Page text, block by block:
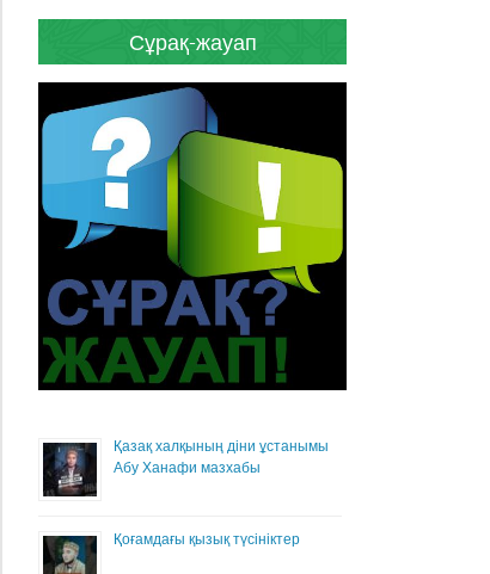
Сұрақ-жауап
Қазақ халқының діни ұстанымы
Абу Ханафи мазхабы
Қоғамдағы қызық түсініктер